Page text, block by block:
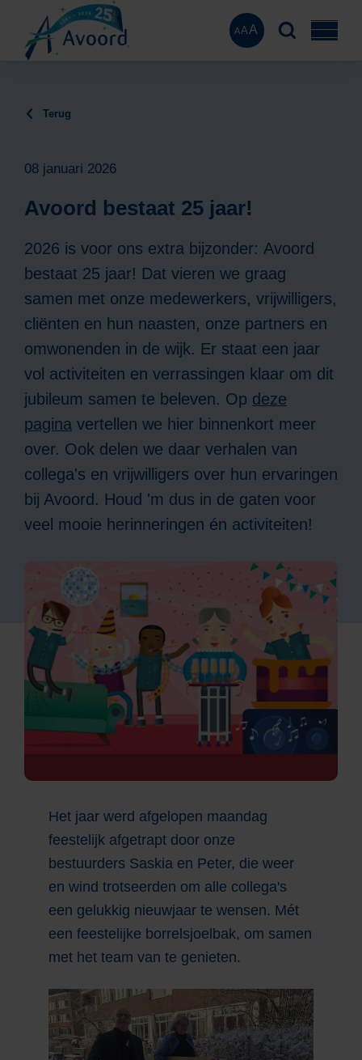
AAA
Terug
08 januari 2026
Avoord bestaat 25 jaar!
2026 is voor ons extra bijzonder: Avoord
bestaat 25 jaar! Dat vieren we graag
samen met onze medewerkers, vrijwilligers,
cliënten en hun naasten, onze partners en
omwonenden in de wijk. Er staat een jaar
vol activiteiten en verrassingen klaar om dit
jubileum samen te beleven. Op deze
pagina vertellen we hier binnenkort meer
over. Ook delen we daar verhalen van
collega's en vrijwilligers over hun ervaringen
bij Avoord. Houd 'm dus in de gaten voor
veel mooie herinneringen én activiteiten!
Het jaar werd afgelopen maandag
feestelijk afgetrapt door onze
bestuurders Saskia en Peter, die weer
en wind trotseerden om alle collega's
een gelukkig nieuwjaar te wensen. Mét
een feestelijke borrelsjoelbak, om samen
met het team van te genieten.